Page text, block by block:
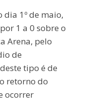
dia 1º de maio,
1 a 0 sobre o
Arena, pelo
de
tipo é de
retorno do
ocorrer